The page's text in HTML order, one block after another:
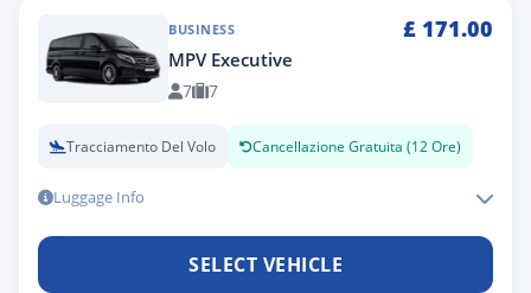
BUSINESS £ 171.00
MPV Executive
7 7
Tracciamento Del Volo Cancellazione Gratuita (12 Ore)
Luggage Info
SELECT VEHICLE